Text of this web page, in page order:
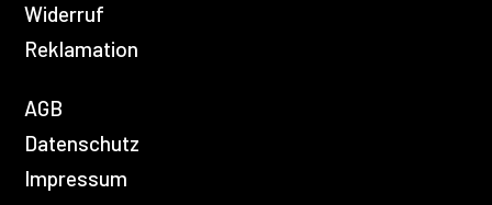
Widerruf
Reklamation
AGB
Datenschutz
Impressum